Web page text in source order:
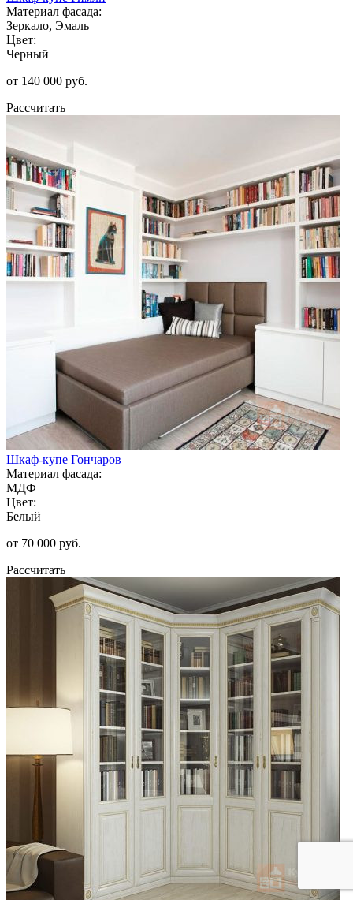
Материал фасада:
Зеркало, Эмаль
Цвет:
Черный
от 140 000 руб.
Рассчитать
Шкаф-купе Гончаров
Материал фасада:
МДФ
Цвет:
Белый
от 70 000 руб.
Рассчитать